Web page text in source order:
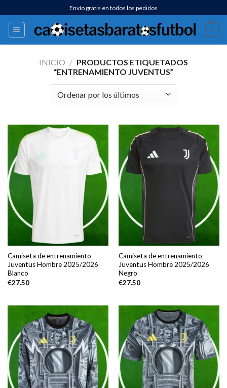
al
contenido
Envío gratis en todos los pedidos
0
INICIO / PRODUCTOS ETIQUETADOS
“ENTRENAMIENTO JUVENTUS”
Camiseta de entrenamiento
Juventus Hombre 2025/2026
Blanco
€27.50
Camiseta de entrenamiento
Juventus Hombre 2025/2026
Negro
€27.50